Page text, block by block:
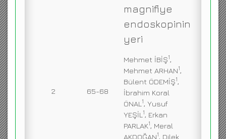
2 65-68
magnifiye
endoskopinin
yeri
Mehmet İBİŞ1,
Mehmet ARHAN1,
Bülent ÖDEMİŞ1,
İbrahim Koral
ÖNAL 1, Yusuf
YEŞİL 1, Erkan
PARLAK1, Meral
AKDOĞAN1, Dilek